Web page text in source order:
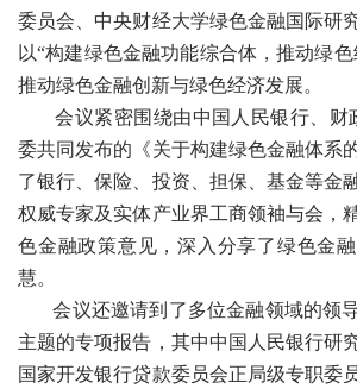
委员会、中央财经大学绿色金融国际研
以“构建绿色金融功能综合体，推动绿色
推动绿色金融创新与绿色经济发展。
会议紧密围绕由中国人民银行、财
委共同发布的《关于构建绿色金融体系
了银行、保险、投资、担保、基金等金
权威专家及实体产业界工商领袖与会，
色金融政策意见，深入分享了绿色金
慧。
会议还邀请到了多位金融领域的领
主题的专项报告，其中中国人民银行研
国家开发银行贷款委员会正局级专职委